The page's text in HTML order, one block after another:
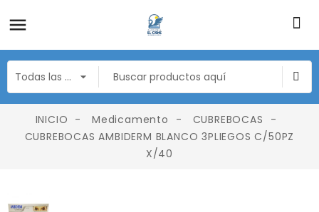
INICIO Medicamento
CUBREBOCAS
CUBREBOCAS AMBIDERM BLANCO 3PLIEGOS C/50PZ
X/40